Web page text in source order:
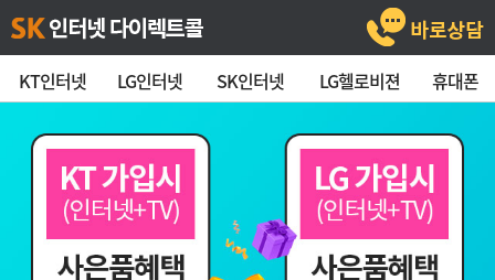
KT인터넷 LG인터넷 SK인터넷 LG헬로비젼 휴대폰